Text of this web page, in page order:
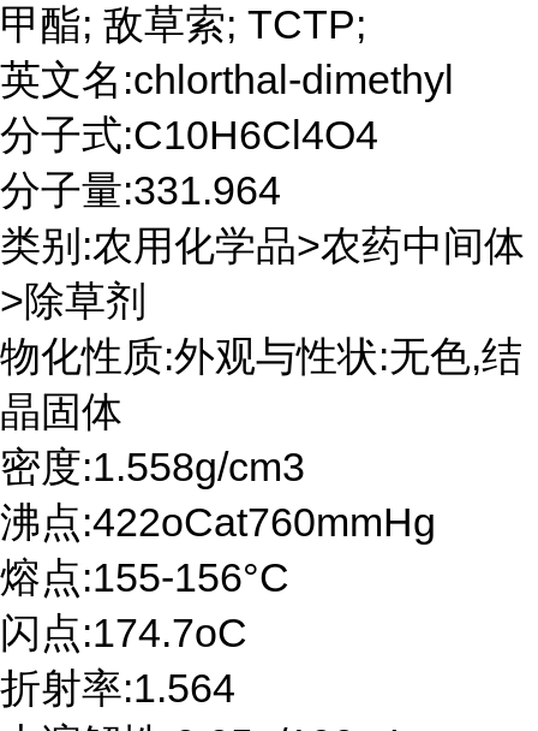
甲酯; 敌草索; TCTP;
英文名:chlorthal-dimethyl
分子式:C10H6Cl4O4
分子量:331.964
类别:农用化学品>农药中间体
>除草剂
物化性质:外观与性状:无色,结
晶固体
密度:1.558g/cm3
沸点:422oCat760mmHg
熔点:155-156°C
闪点:174.7oC
折射率:1.564